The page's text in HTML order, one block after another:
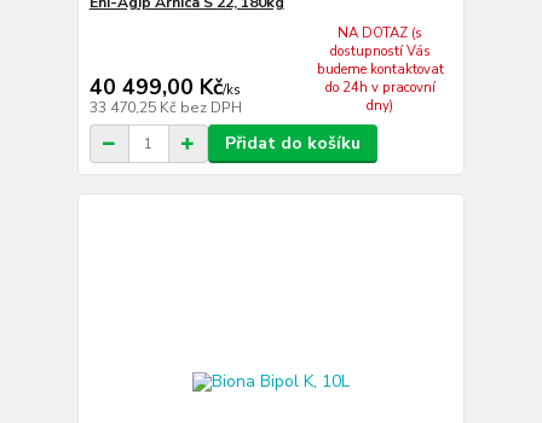
40 499,00 Kč/ks
33 470,25 Kč bez DPH
NA DOTAZ (s
dostupností Vás
budeme kontaktovat
do 24h v pracovní
dny)
Přidat do košíku